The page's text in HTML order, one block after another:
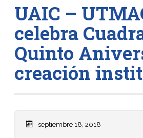
UAIC –
celebra
Quinto
creación
septiembre 18, 2018